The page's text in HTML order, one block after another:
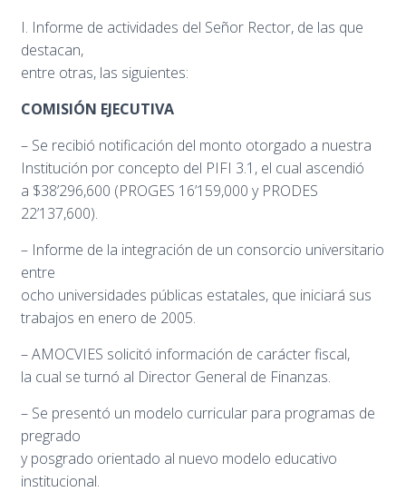
I. Informe de actividades del Señor Rector, de las que
destacan,
entre otras, las siguientes:
COMISIÓN EJECUTIVA
– Se recibió notificación del monto otorgado a nuestra
Institución por concepto del PIFI 3.1, el cual ascendió
a $38’296,600 (PROGES 16’159,000 y PRODES
22’137,600).
– Informe de la integración de un consorcio universitario
entre
ocho universidades públicas estatales, que iniciará sus
trabajos en enero de 2005.
– AMOCVIES solicitó información de carácter fiscal,
la cual se turnó al Director General de Finanzas.
– Se presentó un modelo curricular para programas de
pregrado
y posgrado orientado al nuevo modelo educativo
institucional.